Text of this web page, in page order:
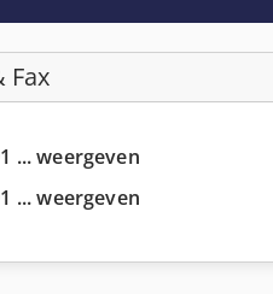
Fax
... weergeven
... weergeven